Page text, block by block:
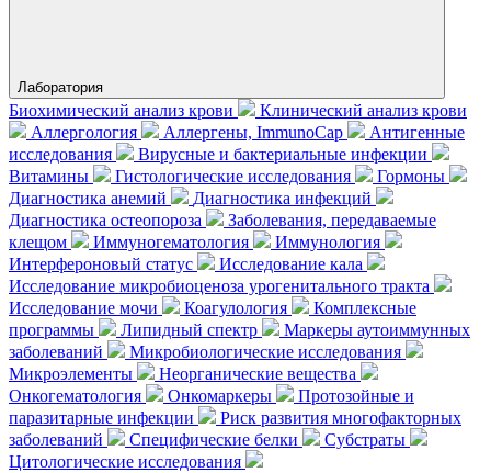
Лаборатория
Биохимический анализ крови
Клинический анализ крови
Аллергология
Аллергены, ImmunoCap
Антигенные
исследования
Вирусные и бактериальные инфекции
Витамины
Гистологические исследования
Гормоны
Диагностика анемий
Диагностика инфекций
Диагностика остеопороза
Заболевания, передаваемые
клещом
Иммуногематология
Иммунология
Интерфероновый статус
Исследование кала
Исследование микробиоценоза урогенитального тракта
Исследование мочи
Коагулология
Комплексные
программы
Липидный спектр
Маркеры аутоиммунных
заболеваний
Микробиологические исследования
Микроэлементы
Неорганические вещества
Онкогематология
Онкомаркеры
Протозойные и
паразитарные инфекции
Риск развития многофакторных
заболеваний
Специфические белки
Субстраты
Цитологические исследования